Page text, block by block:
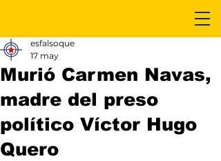
Murió Carmen Navas,
madre del preso
político Víctor Hugo
Quero
esfalsoque
17 may